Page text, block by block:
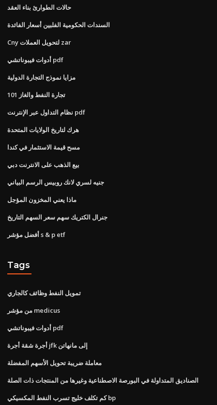
حالات الطوارئ بناء العقد
السندات الحكومية الفلبين أسعار الفائدة
Cny لتحويل العملات zar
أدوات فيبوناتشي pdf
مزايا نموذج التجارة الدولية
تجارة النفط والغاز 101
نظام التداول عبر الإنترنت pdf
هرك لتاريخ الولايات المتحدة
مسح قيمة الاستثمار في كندا
بيع الذهب على الانترنت دبي
جنيه لسري لانك روبيس الرسم البياني
ماذا يعني المخزون المؤجل
جنرال الكتريك سهم سعر السهم التاريخ
أفضل مؤشر s & p etf
Tags
تمويل النفط وظائف كالجاري
من مؤشر medicus
أدوات فيبوناتشي pdf
أجرة شقة أجرة jfk إلى مانهاتن
معاملة ضريبة تحويل الأسهم المفضلة
الصناديق المتداولة في البورصة الاصطناعية وغيرها من المنتجات ذات الصلة
كم تكلف خليج تسرب النفط المكسيكي bp